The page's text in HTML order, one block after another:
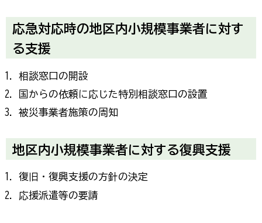
応急対応時の地区内小規模事業者に対す
る支援
相談窓口の開設
国からの依頼に応じた特別相談窓口の設置
被災事業者施策の周知
地区内小規模事業者に対する復興支援
復旧・復興支援の方針の決定
応援派遣等の要請